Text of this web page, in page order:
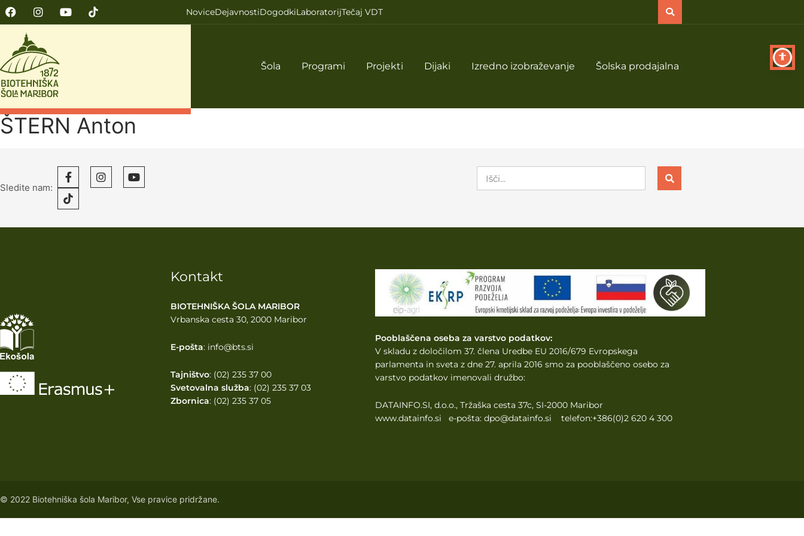
NoviceDejavnostiDogodkiLaboratorijTečaj VDT
Šola Programi Projekti Dijaki Izredno izobraževanje Šolska prodajalna
ŠTERN Anton
Sledite nam:
Kontakt
BIOTEHNIŠKA ŠOLA MARIBOR
Vrbanska cesta 30, 2000 Maribor
E-pošta: info@bts.si
Tajništvo: (02) 235 37 00
Svetovalna služba: (02) 235 37 03
Zbornica: (02) 235 37 05
Pooblaščena oseba za varstvo podatkov:
V skladu z določilom 37. člena Uredbe EU 2016/679 Evropskega
parlamenta in sveta z dne 27. aprila 2016 smo za pooblaščeno osebo za
varstvo podatkov imenovali družbo:
DATAINFO.SI, d.o.o., Tržaška cesta 37c, SI-2000 Maribor
www.datainfo.si e-pošta: dpo@datainfo.si telefon:+386(0)2 620 4 300
© 2022 Biotehniška šola Maribor, Vse pravice pridržane.